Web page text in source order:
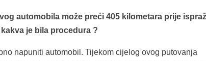
automobila može preći 405 kilometara prije
je bila procedura ?
napuniti automobil. Tijekom cijelog ovog putovanja